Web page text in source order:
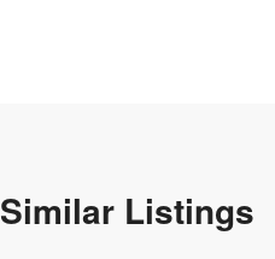
Similar Listings